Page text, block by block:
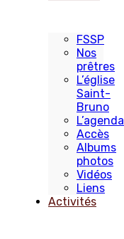
FSSP
Nos
prêtres
L’église
Saint-
Bruno
L’agenda
Accès
Albums
photos
Vidéos
Liens
Activités